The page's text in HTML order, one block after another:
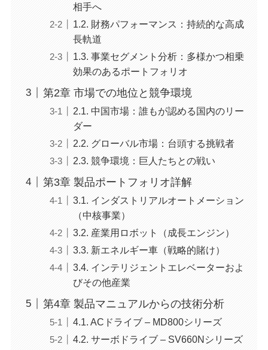
相手へ
1.2. 財務パフォーマンス：持続的な高成
長軌道
1.3. 事業セグメント分析：多様かつ相乗
効果のあるポートフォリオ
第2章 市場での地位と競争環境
2.1. 中国市場：誰もが認める国内のリー
ダー
2.2. グローバル市場：台頭する挑戦者
2.3. 競争環境：巨人たちとの戦い
第3章 製品ポートフォリオ詳解
3.1. インダストリアルオートメーション
（中核事業）
3.2. 産業用ロボット（成長エンジン）
3.3. 新エネルギー車（戦略的賭け）
3.4. インテリジェントエレベーターおよ
びその他産業
第4章 製品マニュアルからの技術分析
4.1. ACドライブ – MD800シリーズ
4.2. サーボドライブ – SV660Nシリーズ